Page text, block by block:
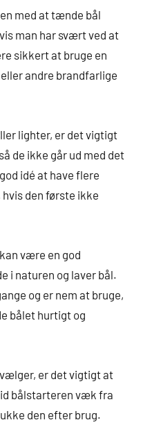
med at tænde bål
man har svært ved at
sikkert at bruge en
andre brandfarlige
lighter, er det vigtigt
de ikke går ud med det
idé at have flere
den første ikke
være en god
i naturen og laver bål.
og er nem at bruge,
bålet hurtigt og
er det vigtigt at
bålstarteren væk fra
den efter brug.